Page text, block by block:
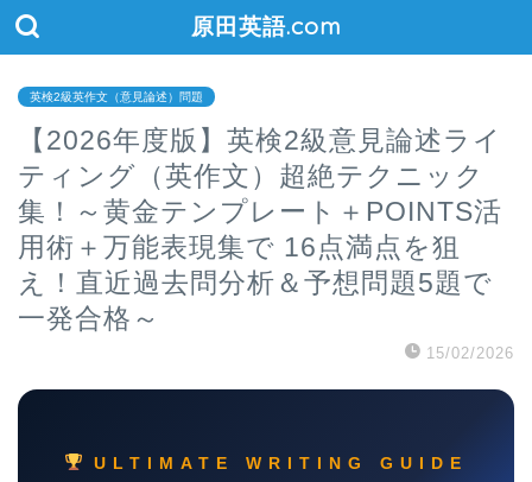
原田英語.com
英検2級英作文（意見論述）問題
【2026年度版】英検2級意見論述ライ
ティング（英作文）超絶テクニック
集！～黄金テンプレート＋POINTS活
用術＋万能表現集で 16点満点を狙
え！直近過去問分析＆予想問題5題で
一発合格～
15/02/2026
ULTIMATE WRITING GUIDE